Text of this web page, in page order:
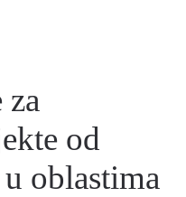
za
od
oblastima